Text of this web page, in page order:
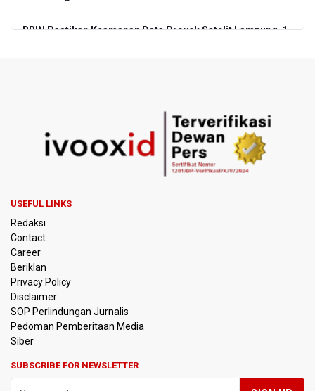
BRIN Pastikan Keamanan Data Proyek Satelit Lampung-1
Kuasa Hukum Klaim 995 Airsoft Gun di Sekolah Swasta
Jaksel Berizin, Bantah Kepemilikan Senjata Api dan
Narkoba
Menperin Sebut Insentif Kendaraan Listrik untuk Produk
Lawan Persib Bandung
Dari Literasi Teks ke Literasi Multimodal
Kemenag Terbitkan 40 Buku Digital Pendidikan Agama
Islam, Dapat Diunduh Gratis
USEFUL LINKS
Redaksi
Contact
Career
Beriklan
Privacy Policy
Disclaimer
SOP Perlindungan Jurnalis
Pedoman Pemberitaan Media
Siber
SUBSCRIBE FOR NEWSLETTER